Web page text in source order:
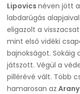
Lipovics néven jött
labdarúgás alapjaival.
eligazolt a
mint első vidéki
bajnokságot.
játszott. Végül a
pillérévé vált. Több
hamarosan az